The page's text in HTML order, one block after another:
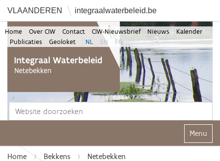
VLAANDEREN integraalwaterbeleid.be
Home Over CIW Contact CIW-Nieuwsbrief Nieuws
Kalender
Publicaties
Geoloket NL EN FR
Klap
Home Bekkens
Netebekken